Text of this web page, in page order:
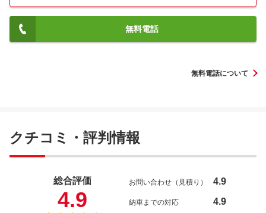
無料電話
無料電話について
クチコミ・評判情報
総合評価
4.9
お問い合わせ（見積り） 4.9
納車までの対応 4.9